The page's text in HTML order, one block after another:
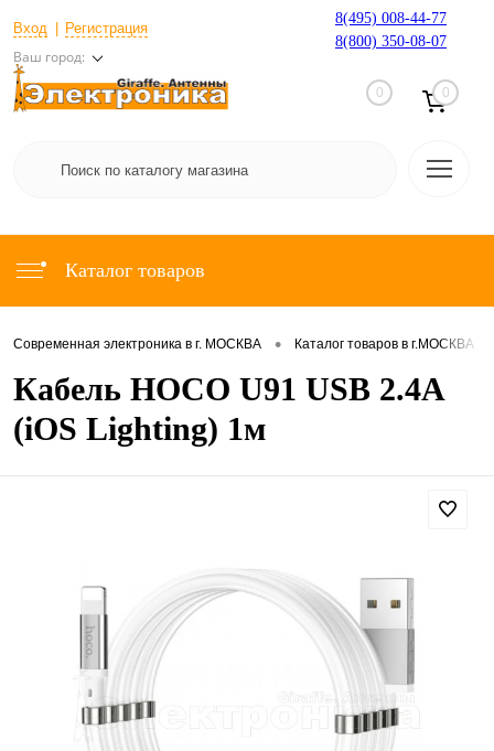
Вход Регистрация
Ваш город:
8(495) 008-44-77
8(800) 350-08-07
0 0
Каталог товаров
Современная электроника в г. МОСКВА • Каталог товаров в г.МОСКВА
Кабель HOCO U91 USB 2.4A
(iOS Lighting) 1м